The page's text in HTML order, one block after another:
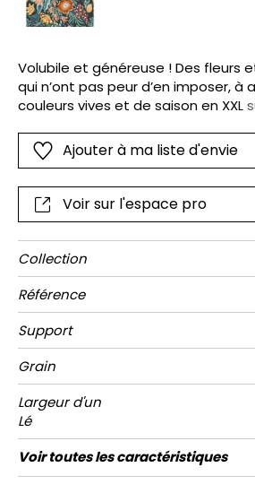
Volubile et généreuse ! Des fleurs
qui n’ont pas peur d’en imposer, à
couleurs vives et de saison en XXL
Ajouter à ma liste d'envie
Voir sur l'espace pro
Collection
Référence
Support
Grain
Largeur d'un
Lé
Hauteur
Largeur
Totale
Raccord
Nombre de
lés
Poids g/m²
Entretien
Pose colle
Dépose
Norme COV
ASTME84
Norme
euroclass
Voir toutes les caractéristiques